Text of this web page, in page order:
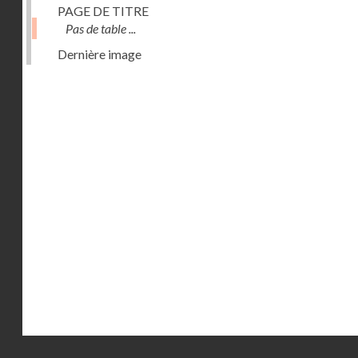
PAGE DE TITRE
Pas de table ...
Dernière image